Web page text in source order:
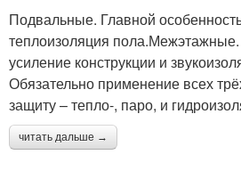
Подвальные. Главной
теплоизоляция пола.Межэтажные.
усиление конструкции и
Обязательно применение всех
защиту – тепло-, паро, и
читать дальше →